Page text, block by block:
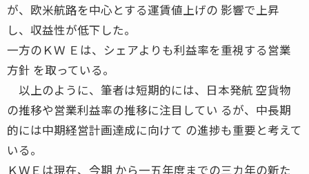
が、欧米航路を中心とする運賃値上げの 影響で上昇
し、収益性が低下した。
一方のＫＷ Ｅは、シェアよりも利益率を重視する営業
方針 を取っている。
以上のように、筆者は短期的には、日本発航 空貨物
の推移や営業利益率の推移に注目してい るが、中長期
的には中期経営計画達成に向けて の進捗も重要と考えて
いる。
ＫＷＥは現在、今期 から一五年度までの三カ年の新た